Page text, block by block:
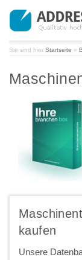
Sie sind hier Startseite »
kaufen
Unsere